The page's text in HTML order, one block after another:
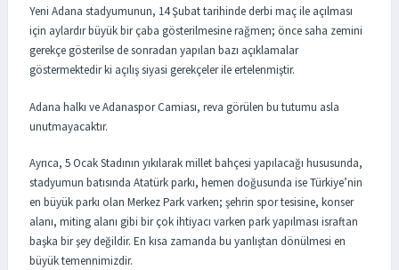
Yeni Adana stadyumunun, 14 Şubat tarihinde derbi maç ile açılması
için aylardır büyük bir çaba gösterilmesine rağmen; önce saha zemini
gerekçe gösterilse de sonradan yapılan bazı açıklamalar
göstermektedir ki açılış siyasi gerekçeler ile ertelenmiştir.
Adana halkı ve Adanaspor Camiası, reva görülen bu tutumu asla
unutmayacaktır.
Ayrıca, 5 Ocak Stadının yıkılarak millet bahçesi yapılacağı hususunda,
stadyumun batısında Atatürk parkı, hemen doğusunda ise Türkiye’nin
en büyük parkı olan Merkez Park varken; şehrin spor tesisine, konser
alanı, miting alanı gibi bir çok ihtiyacı varken park yapılması israftan
başka bir şey değildir. En kısa zamanda bu yanlıştan dönülmesi en
büyük temennimizdir.